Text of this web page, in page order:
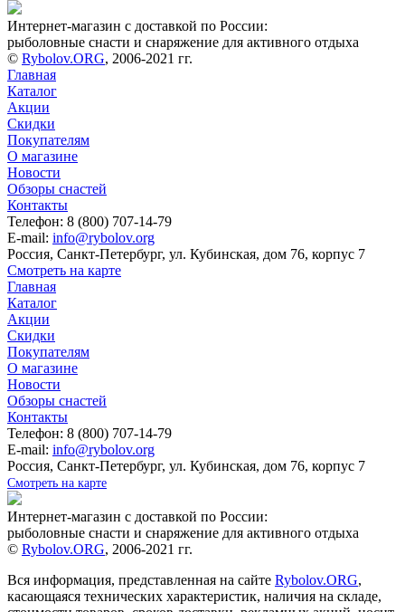
Интернет-магазин с доставкой по России:
рыболовные снасти и снаряжение для активного отдыха
© Rybolov.ORG, 2006-2021 гг.
Главная
Каталог
Акции
Скидки
Покупателям
О магазине
Новости
Обзоры снастей
Контакты
Телефон: 8 (800) 707-14-79
E-mail: info@rybolov.org
Россия, Санкт-Петербург, ул. Кубинская, дом 76, корпус 7
Смотреть на карте
Главная
Каталог
Акции
Скидки
Покупателям
О магазине
Новости
Обзоры снастей
Контакты
Телефон: 8 (800) 707-14-79
E-mail: info@rybolov.org
Россия, Санкт-Петербург, ул. Кубинская, дом 76, корпус 7
Смотреть на карте
Интернет-магазин с доставкой по России:
рыболовные снасти и снаряжение для активного отдыха
© Rybolov.ORG, 2006-2021 гг.
Вся информация, представленная на сайте Rybolov.ORG,
касающаяся технических характеристик, наличия на складе,